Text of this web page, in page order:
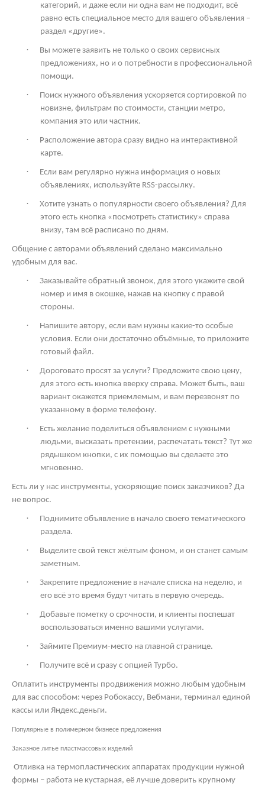
категорий, и даже если ни одна вам не подходит, всё
равно есть специальное место для вашего объявления –
раздел «другие».
·
Вы можете заявить не только о своих сервисных
предложениях, но и о потребности в профессиональной
помощи.
·
Поиск нужного объявления ускоряется сортировкой по
новизне, фильтрам по стоимости, станции метро,
компания это или частник.
·
Расположение автора сразу видно на интерактивной
карте.
·
Если вам регулярно нужна информация о новых
объявлениях, используйте RSS-рассылку.
·
Хотите узнать о популярности своего объявления? Для
этого есть кнопка «посмотреть статистику» справа
внизу, там всё расписано по дням.
Общение с авторами объявлений сделано максимально
удобным для вас.
·
Заказывайте обратный звонок, для этого укажите свой
номер и имя в окошке, нажав на кнопку с правой
стороны.
·
Напишите автору, если вам нужны какие-то особые
условия. Если они достаточно объёмные, то приложите
готовый файл.
·
Дороговато просят за услуги? Предложите свою цену,
для этого есть кнопка вверху справа. Может быть, ваш
вариант окажется приемлемым, и вам перезвонят по
указанному в форме телефону.
·
Есть желание поделиться объявлением с нужными
людьми, высказать претензии, распечатать текст? Тут же
рядышком кнопки, с их помощью вы сделаете это
мгновенно.
Есть ли у нас инструменты, ускоряющие поиск заказчиков? Да
не вопрос.
·
Поднимите объявление в начало своего тематического
раздела.
·
Выделите свой текст жёлтым фоном, и он станет самым
заметным.
·
Закрепите предложение в начале списка на неделю, и
его всё это время будут читать в первую очередь.
·
Добавьте пометку о срочности, и клиенты поспешат
воспользоваться именно вашими услугами.
· Займите Премиум-место на главной странице.
· Получите всё и сразу с опцией Турбо.
Оплатить инструменты продвижения можно любым удобным
для вас способом: через Робокассу, Вебмани, терминал единой
кассы или Яндекс.деньги.
Популярные в полимерном бизнесе предложения
Заказное литье пластмассовых изделий
Отливка на термопластических аппаратах продукции нужной
формы – работа не кустарная, её лучше доверить крупному